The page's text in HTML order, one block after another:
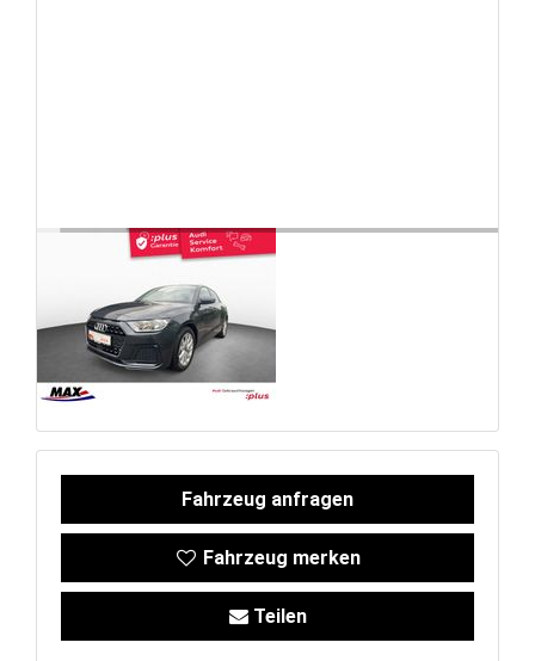
M.A.X. Sale
E-Mobilität
Service
Unfall- und
Lackservice
Großkunden
Fahrzeug anfragen
Fahrzeug merken
Teilen